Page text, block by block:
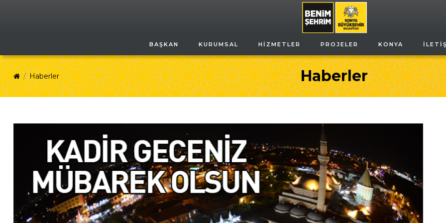
BAŞKAN KURUMSAL HIZMETLER PROJELER KONYA
Haberler
Haberler